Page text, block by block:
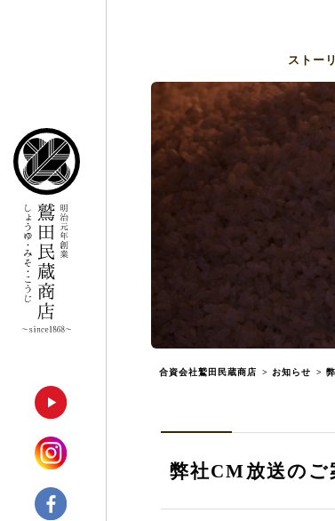
ストー
合資会社鷲田民蔵商店 > お知らせ >
弊社CM放送のご